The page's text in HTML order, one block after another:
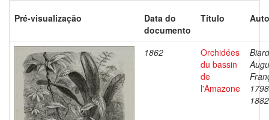
Pré-visualização
Data do
documento
Título
1862
Orchidées
du bassin
de
l'Amazone
1882